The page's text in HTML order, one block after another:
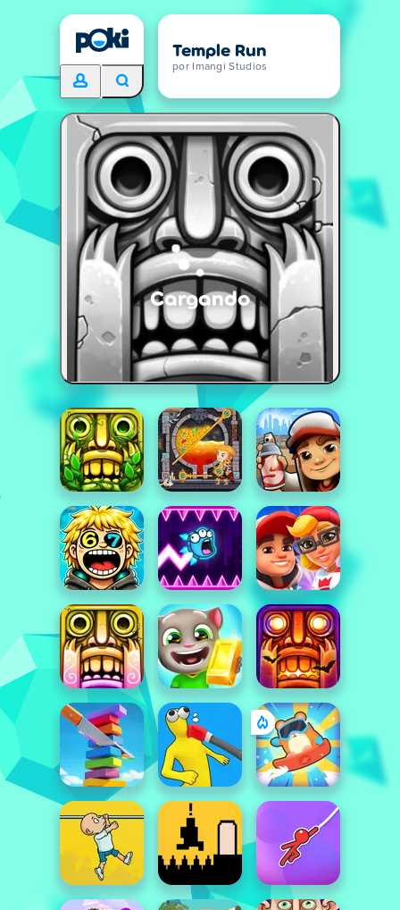
Temple Run
por Imangi Studios
Cargando